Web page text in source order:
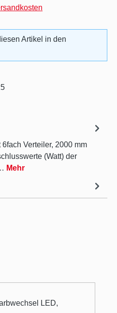
Artikel in den
Verteiler, 2000 mm
(Watt) der
Mehr